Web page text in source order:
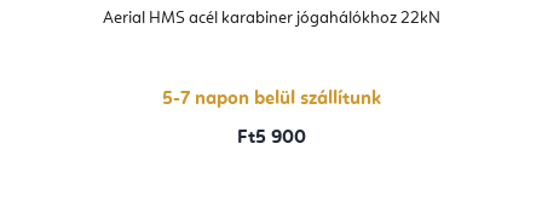
Aerial HMS acél karabiner jógahálókhoz 22kN
5-7 napon belül szállítunk
Ft5 900